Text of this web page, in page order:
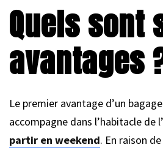
Quels sont
avantages
Le premier avantage d’un
accompagne dans l’habitacle de
partir en weekend. En raison